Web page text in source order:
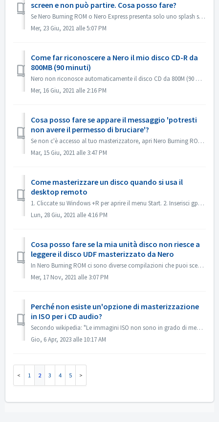
screen e non può partire. Cosa posso fare?
Se Nero Burning ROM o Nero Express presenta solo uno splash screen ma nessuna finestra dell'applicazione, controllare se sul computer è presente un'...
Mer, 23 Giu, 2021 alle 5:07 PM
Come far riconoscere a Nero il mio disco CD-R da
800MB (90 minuti)
Nero non riconosce automaticamente il disco CD da 800M (90 minuti). Ora viene ancora rilevato come 700M (80 minuti). Se hai bisogno di masterizzare un disc...
Mer, 16 Giu, 2021 alle 2:16 PM
Cosa posso fare se appare il messaggio 'potresti
non avere il permesso di bruciare'?
Se non c'è accesso al tuo masterizzatore, apri Nero Burning ROM o Nero Express, il messaggio di errore appare. Come risolvere questo problema: So...
Mar, 15 Giu, 2021 alle 3:47 PM
Come masterizzare un disco quando si usa il
desktop remoto
1. Cliccate su Windows +R per aprire il menu Start. 2. Inserisci gpedit.msc nella casella di ricerca e premi il tasto [Invio] sulla tastiera. Questo aprirà...
Lun, 28 Giu, 2021 alle 4:16 PM
Cosa posso fare se la mia unità disco non riesce a
leggere il disco UDF masterizzato da Nero
In Nero Burning ROM ci sono diverse compilazioni che puoi scegliere. Se hai masterizzato un disco UDF ma la compatibilità della tua unità disco e UDF non ...
Mer, 17 Nov, 2021 alle 3:07 PM
Perché non esiste un'opzione di masterizzazione
in ISO per i CD audio?
Secondo wikipedia: "Le immagini ISO non sono in grado di memorizzare e ricreare i dischi CD-Audio, a causa del fatto che i dischi CD-Audio non utilizz...
Gio, 6 Apr, 2023 alle 10:17 AM
1 2 3 4 5